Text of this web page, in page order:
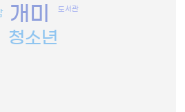
개미
청소년
도서관